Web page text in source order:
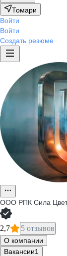
Томари
Войти
Войти
Создать резюме
ООО РПК Сила
2,7 5 отзывов
О компании
Вакансии1